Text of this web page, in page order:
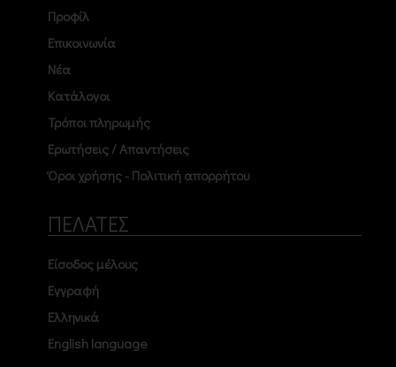
Προφίλ
Επικοινωνία
Νέα
Κατάλογοι
Τρόποι πληρωμής
Ερωτήσεις / Απαντήσεις
Όροι χρήσης - Πολιτική απορρήτου
ΠΕΛΑΤΕΣ
Είσοδος μέλους
Εγγραφή
Ελληνικά
English language